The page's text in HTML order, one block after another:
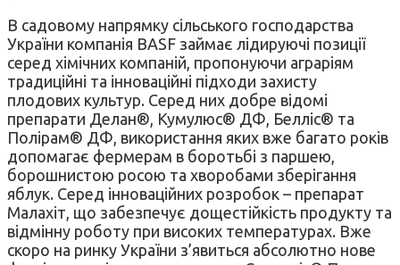
В садовому напрямку сільського господарства
України компанія BASF займає лідируючі позиції
серед хімічних компаній, пропонуючи аграріям
традиційні та інноваційні підходи захисту
плодових культур. Серед них добре відомі
препарати Делан®, Кумулюс® ДФ, Белліс® та
Полірам® ДФ, використання яких вже багато років
допомагає фермерам в боротьбі з паршею,
борошнистою росою та хворобами зберігання
яблук. Серед інноваційних розробок – препарат
Малахіт, що забезпечує дощестійкість продукту та
відмінну роботу при високих температурах. Вже
скоро на ринку України з’явиться абсолютно нове